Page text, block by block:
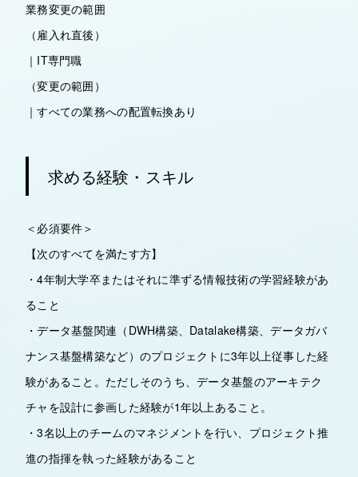
業務変更の範囲
（雇入れ直後）
｜IT専門職
（変更の範囲）
｜すべての業務への配置転換あり
求める経験・スキル
＜必須要件＞
【次のすべてを満たす方】
・4年制大学卒またはそれに準ずる情報技術の学習経験があ
ること
・データ基盤関連（DWH構築、Datalake構築、データガバ
ナンス基盤構築など）のプロジェクトに3年以上従事した経
験があること。ただしそのうち、データ基盤のアーキテク
チャを設計に参画した経験が1年以上あること。
・3名以上のチームのマネジメントを行い、プロジェクト推
進の指揮を執った経験があること